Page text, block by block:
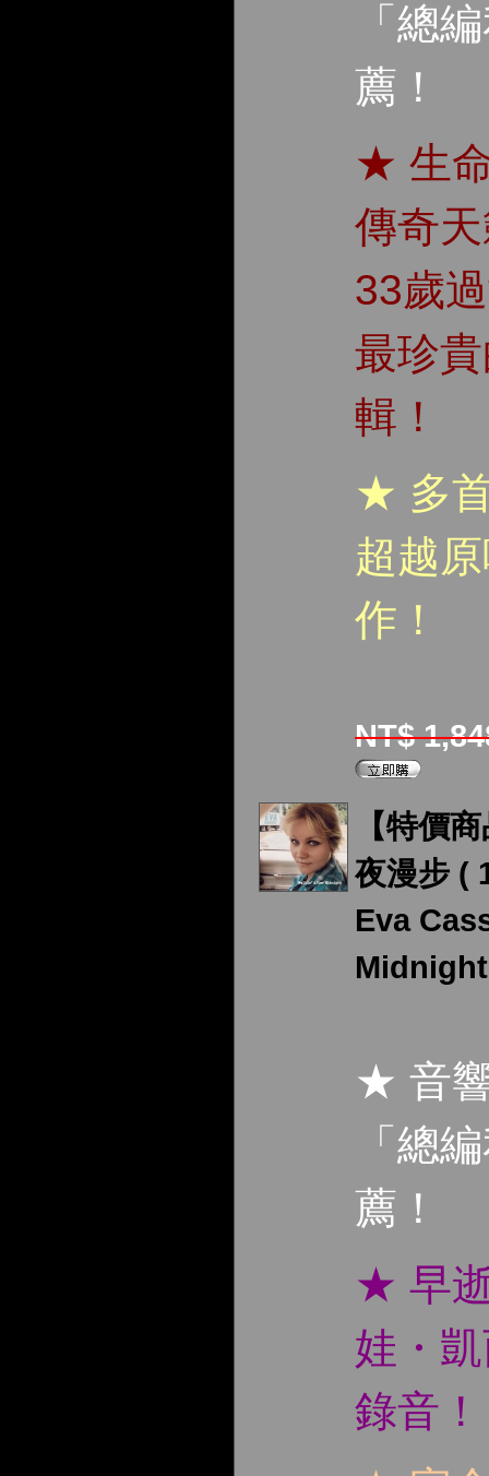
「總
薦！
★ 生
傳奇
33歲
最珍
輯！
★ 多
超越
作！
NT$
【特價
夜漫步 (
Eva
Midnight
★ 音
「總
薦！
★ 早
娃・
錄音！